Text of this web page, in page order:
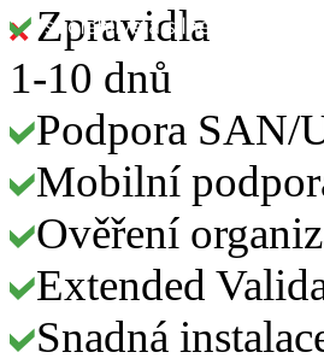
Zpravidla
1-10 dnů
Podpora SAN/
Mobilní
Ověření
Extended
Snadná